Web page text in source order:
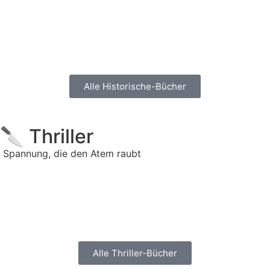
Alle Historische-Bücher
🔪 Thriller
Spannung, die den Atem raubt
Alle Thriller-Bücher